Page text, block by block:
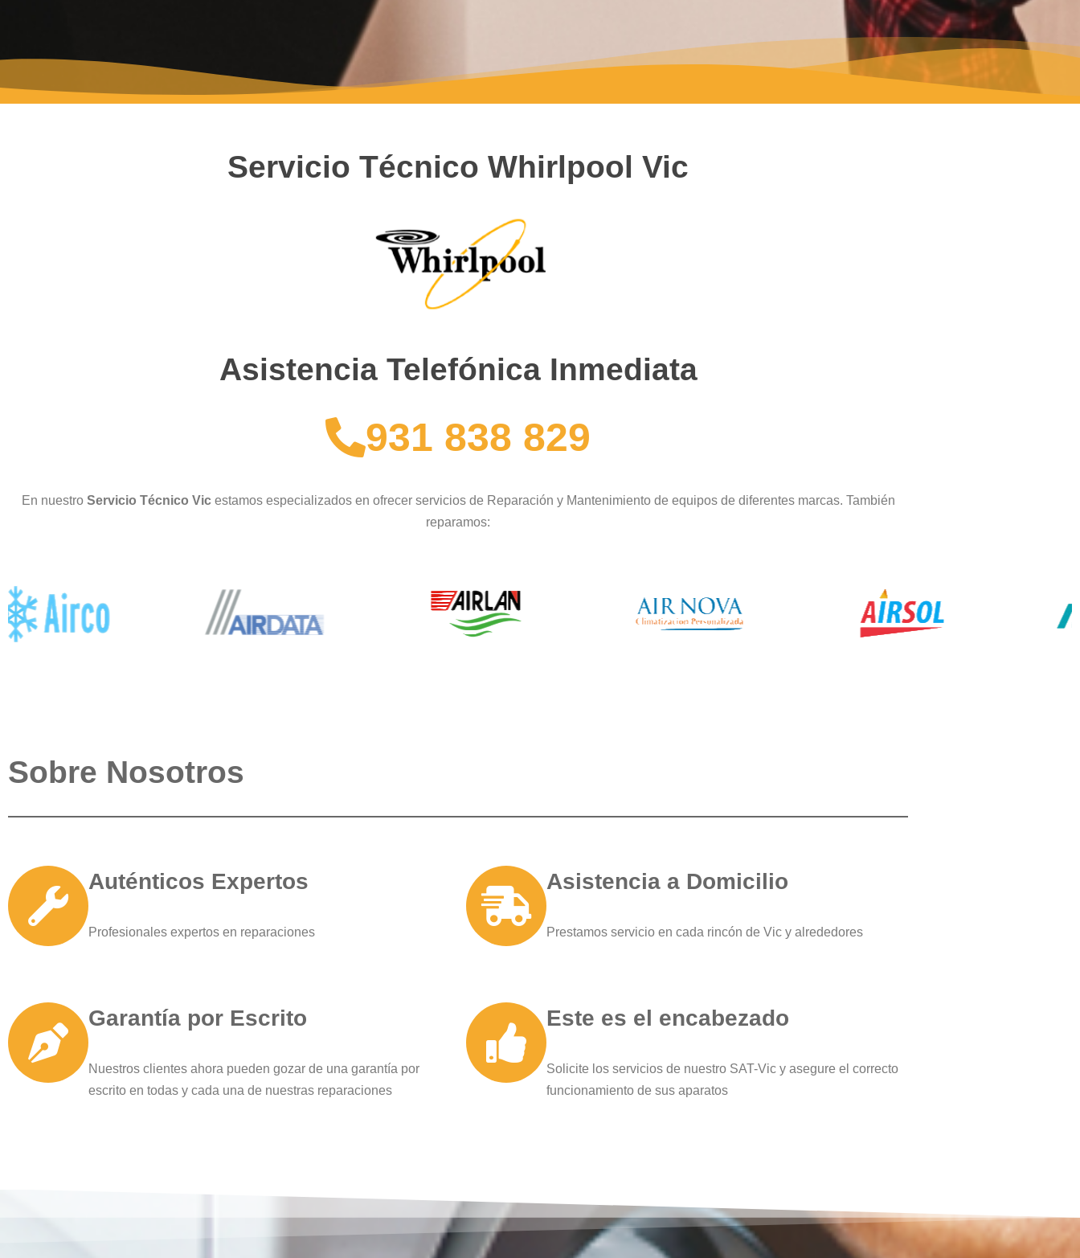
Servicio Técnico Whirlpool Vic
Asistencia Telefónica Inmediata
931 838 829
En nuestro Servicio Técnico Vic estamos especializados en ofrecer servicios de Reparación y Mantenimiento de equipos de diferentes marcas. También
reparamos:
Sobre Nosotros
Auténticos Expertos
Profesionales expertos en reparaciones
Asistencia a Domicilio
Prestamos servicio en cada rincón de Vic y alrededores
Garantía por Escrito
Nuestros clientes ahora pueden gozar de una garantía por
escrito en todas y cada una de nuestras reparaciones
Este es el encabezado
Solicite los servicios de nuestro SAT-Vic y asegure el correcto
funcionamiento de sus aparatos